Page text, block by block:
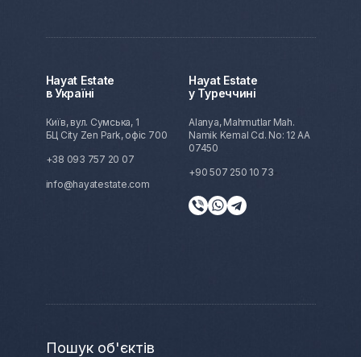
Hayat Estate
в Україні
Київ, вул. Сумська, 1
БЦ City Zen Park, офіс 700
+38 093 757 20 07
info@hayatestate.com
Hayat Estate
у Туреччині
Alanya, Mahmutlar Mah.
Namik Kemal Cd. No: 12 AA
07450
+90 507 250 10 73
Пошук об'єктів